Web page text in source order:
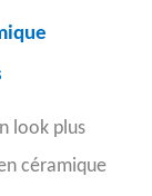
look plus
céramique